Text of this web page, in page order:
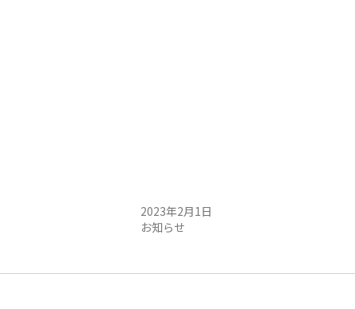
2023年2月1日
お知らせ